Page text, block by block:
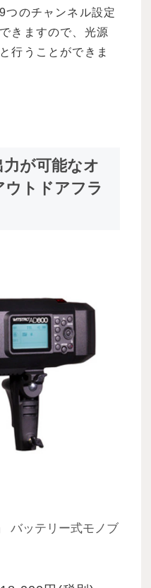
つのチャンネル設定
きますので、光源
行うことができま
が可能なオ
ウトドアフラ
バッテリー式モノブ